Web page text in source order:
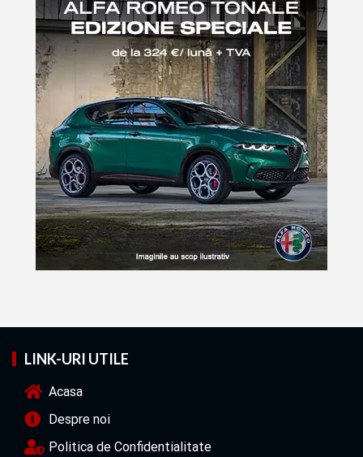
LINK-URI UTILE
Acasa
Despre noi
Politica de Confidentialitate